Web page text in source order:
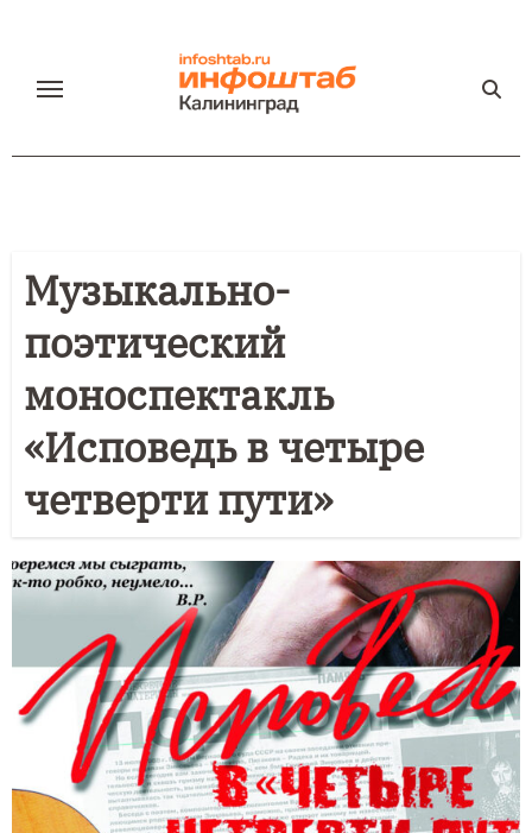
содержанию
Музыкально-
поэтический
моноспектакль
«Исповедь в четыре
четверти пути»